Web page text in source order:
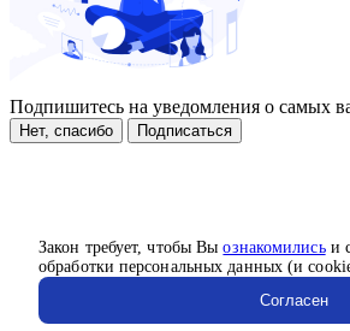
Закон требует, чтобы Выознакомилисьи
обработки персональных данных (и
Согласен
Подпишитесь на уведомления о самых
Нет, спасибо Подписаться